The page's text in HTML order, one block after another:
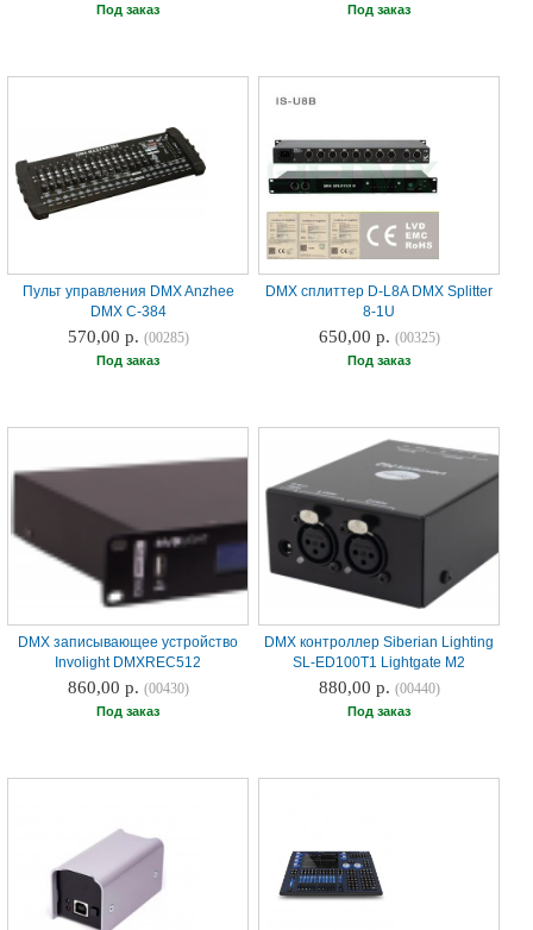
Под заказ Под заказ
Пульт управления DMX Anzhee
DMX C-384
570,00 р. (00285)
Под заказ
DMX сплиттер D-L8A DMX Splitter
8-1U
650,00 р. (00325)
Под заказ
DMX записывающее устройство
Involight DMXREC512
860,00 р. (00430)
Под заказ
DMX контроллер Siberian Lighting
SL-ED100T1 Lightgate M2
880,00 р. (00440)
Под заказ